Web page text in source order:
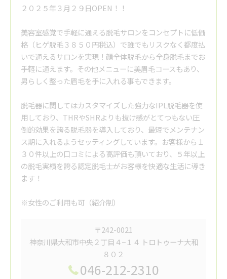
２０２５年３月２９日OPEN！！
美容室感覚で手軽に通える脱毛サロンをコンセプトに低価
格（ヒゲ脱毛３８５０円税込）で誰でもリスクなく都度払
いで通えるサロンを実現！顔全体脱毛から全身脱毛までお
手軽に通えます。その他メニューに美眉毛コースもあり、
男らしく整った眉毛を手に入れる事もできます。
脱毛器に関してはカスタマイズした強力なIPL脱毛器を使
用しており、THRやSHRよりも抜け感がとてつもない圧
倒的効果を誇る脱毛器を導入しており、最短でメンテナン
ス期に入れるようセッティングしています。お客様から１
３０件以上の口コミによる高評価も頂いており、５年以上
の脱毛実績を誇る認定脱毛士がお客様を快適な生活に導き
ます！
※女性のご利用も可（紹介制）
〒242-0021
神奈川県大和市中央２丁目４−１４ トロトゥーナ大和
８０２
046-212-2310